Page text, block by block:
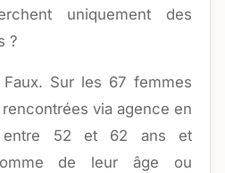
uniquement des
?
Faux. Sur les 67 femmes
via agence en
entre 52 et 62 ans et
de leur âge ou